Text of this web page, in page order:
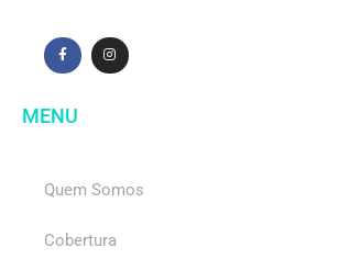
MENU
Quem Somos
Cobertura